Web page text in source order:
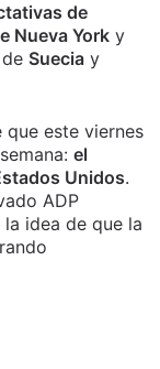
de
Nueva York y
Suecia y
que este viernes
el
Unidos.
ADP
idea de que la